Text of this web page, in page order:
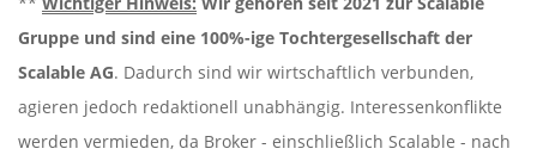
Gruppe und sind eine 100%-ige Tochtergesellschaft der
Scalable AG. Dadurch sind wir wirtschaftlich verbunden,
agieren jedoch redaktionell unabhängig. Interessenkonflikte
werden vermieden, da Broker - einschließlich Scalable - nach